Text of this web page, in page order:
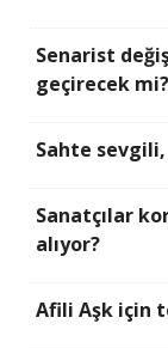
Senarist
geçirecek mi?
Sahte
Sanatçılar
alıyor?
Afili Aşk için